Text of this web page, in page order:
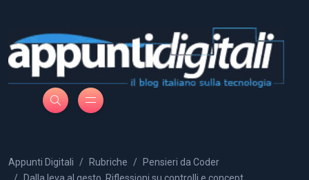
Appunti Digitali Rubriche
Pensieri da Coder
Dalla leva al gesto. Riflessioni su controlli e concept